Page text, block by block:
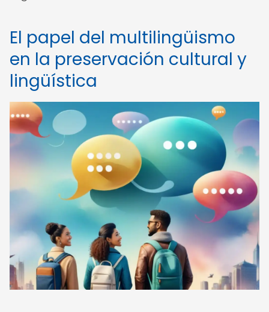
El papel del multilingüismo
en la preservación cultural y
lingüística